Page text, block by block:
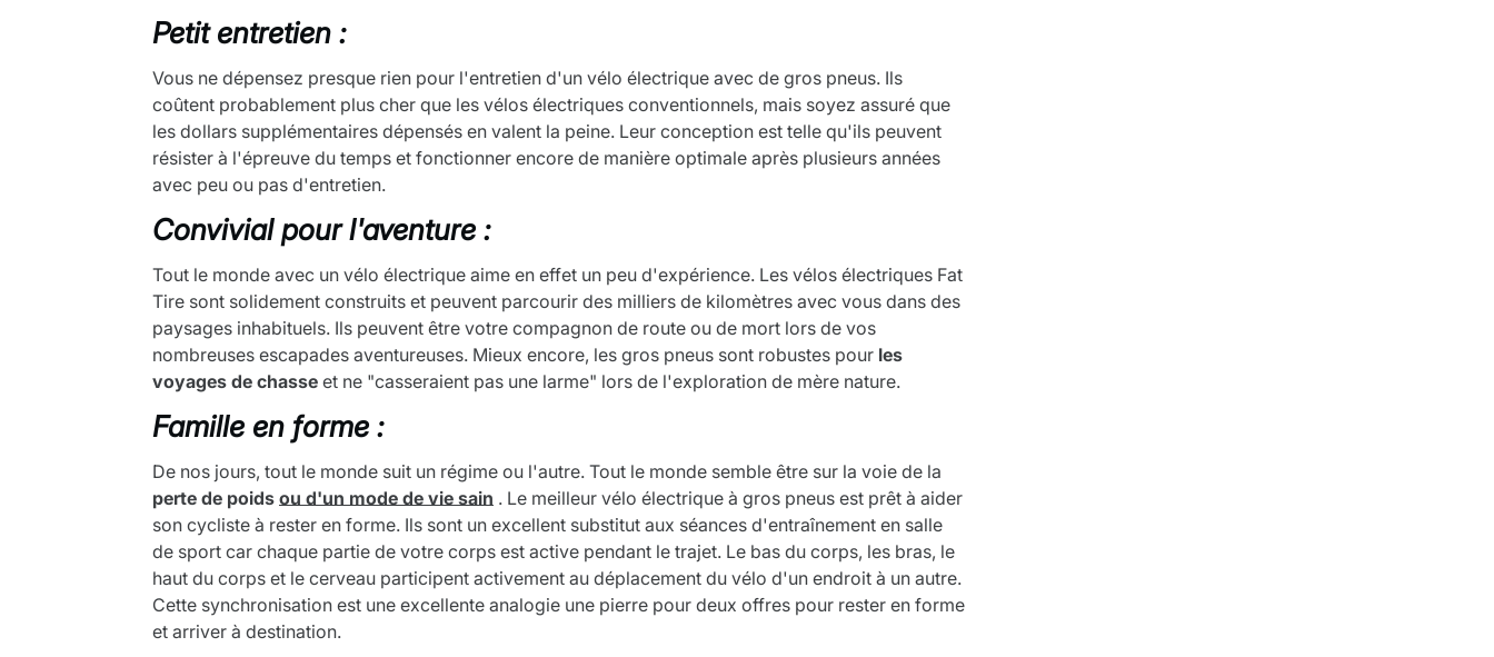
Petit entretien :
Vous ne dépensez presque rien pour l'entretien d'un vélo électrique avec de gros pneus. Ils
coûtent probablement plus cher que les vélos électriques conventionnels, mais soyez assuré que
les dollars supplémentaires dépensés en valent la peine. Leur conception est telle qu'ils peuvent
résister à l'épreuve du temps et fonctionner encore de manière optimale après plusieurs années
avec peu ou pas d'entretien.
Convivial pour l'aventure :
Tout le monde avec un vélo électrique aime en effet un peu d'expérience. Les vélos électriques Fat
Tire sont solidement construits et peuvent parcourir des milliers de kilomètres avec vous dans des
paysages inhabituels. Ils peuvent être votre compagnon de route ou de mort lors de vos
nombreuses escapades aventureuses. Mieux encore, les gros pneus sont robustes pour les
voyages de chasse et ne "casseraient pas une larme" lors de l'exploration de mère nature.
Famille en forme :
De nos jours, tout le monde suit un régime ou l'autre. Tout le monde semble être sur la voie de la
perte de poids ou d'un mode de vie sain . Le meilleur vélo électrique à gros pneus est prêt à aider
son cycliste à rester en forme. Ils sont un excellent substitut aux séances d'entraînement en salle
de sport car chaque partie de votre corps est active pendant le trajet. Le bas du corps, les bras, le
haut du corps et le cerveau participent activement au déplacement du vélo d'un endroit à un autre.
Cette synchronisation est une excellente analogie une pierre pour deux offres pour rester en forme
et arriver à destination.